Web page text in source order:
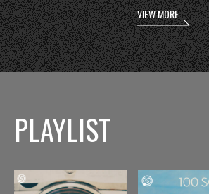
VIEW MORE
PLAYLIST